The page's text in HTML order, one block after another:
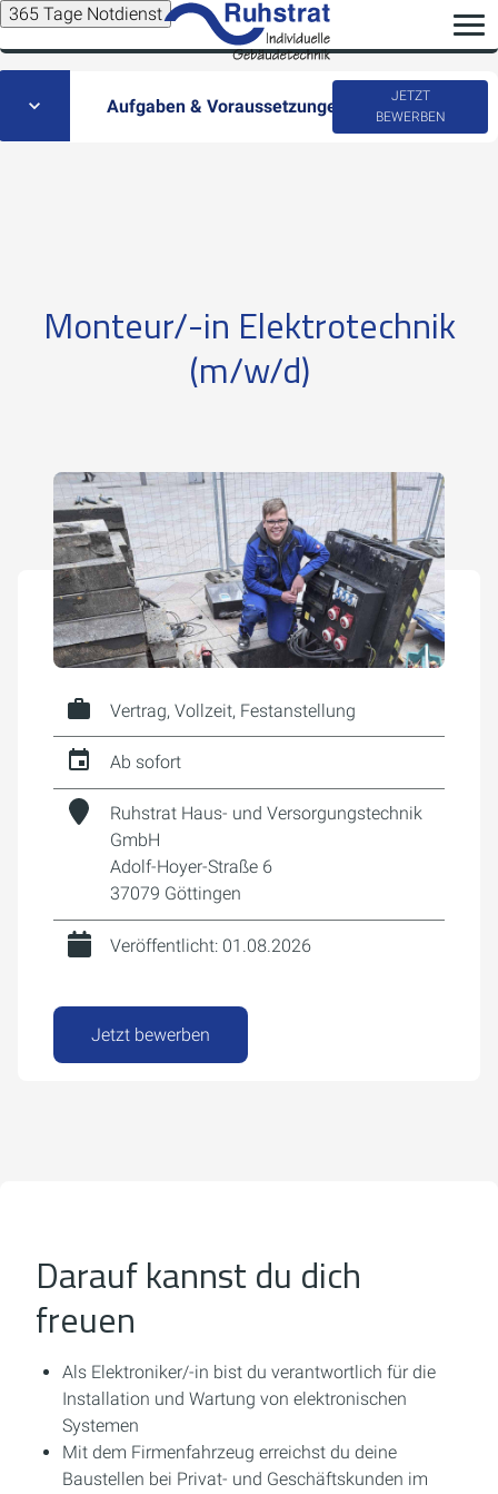
365 Tage Notdienst
Aufgaben & Voraussetzungen
JETZT
BEWERBEN
Monteur/-in Elektrotechnik
(m/w/d)
Vertrag, Vollzeit, Festanstellung
Ab sofort
Ruhstrat Haus- und Versorgungstechnik
GmbH
Adolf-Hoyer-Straße 6
37079 Göttingen
Veröffentlicht: 01.08.2026
Jetzt bewerben
Darauf kannst du dich
freuen
Als Elektroniker/-in bist du verantwortlich für die
Installation und Wartung von elektronischen
Systemen
Mit dem Firmenfahrzeug erreichst du deine
Baustellen bei Privat- und Geschäftskunden im